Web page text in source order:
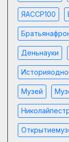
ЯАССР100
Деньнауки
Музей